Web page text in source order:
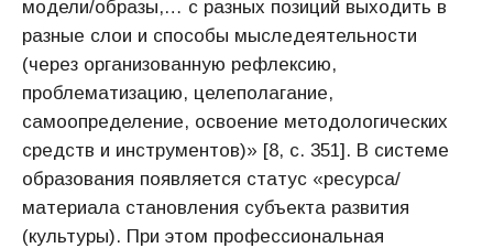
модели/образы,… с разных позиций выходить в
разные слои и способы мыследеятельности
(через организованную рефлексию,
проблематизацию, целеполагание,
самоопределение, освоение методологических
средств и инструментов)» [8, c. 351]. В системе
образования появляется статус «ресурса/
материала становления субъекта развития
(культуры). При этом профессиональная